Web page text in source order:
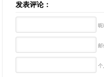
发表评论：
昵
邮
个